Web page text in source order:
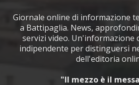
Giornale online di informazione
a Battipaglia. News,
servizi video. Un'informazione
indipendente per distinguersi
dell'editoria
"Il mezzo è il